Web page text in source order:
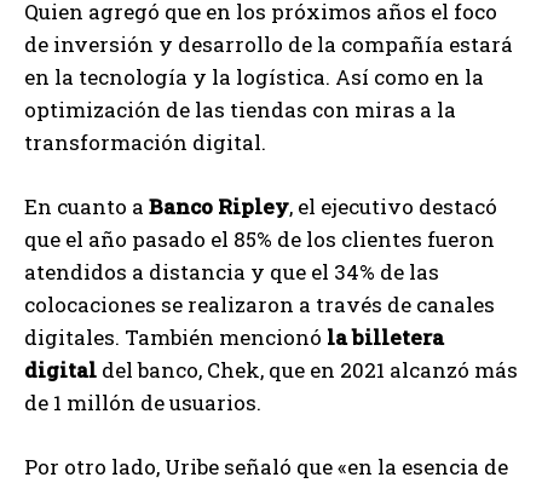
Quien agregó que en los próximos años el foco
de inversión y desarrollo de la compañía estará
en la tecnología y la logística. Así como en la
optimización de las tiendas con miras a la
transformación digital.
En cuanto a Banco Ripley, el ejecutivo destacó
que el año pasado el 85% de los clientes fueron
atendidos a distancia y que el 34% de las
colocaciones se realizaron a través de canales
digitales. También mencionó la billetera
digital del banco, Chek, que en 2021 alcanzó más
de 1 millón de usuarios.
Por otro lado, Uribe señaló que «en la esencia de